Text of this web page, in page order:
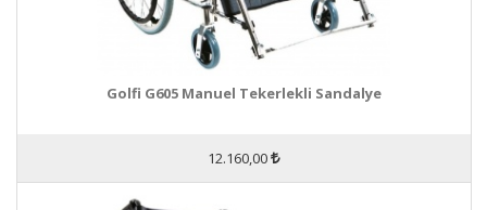
Golfi G605 Manuel Tekerlekli Sandalye
12.160,00